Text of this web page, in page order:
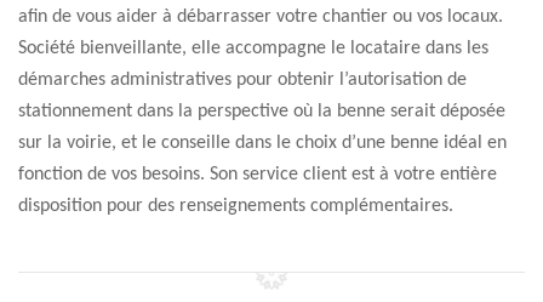
afin de vous aider à débarrasser votre chantier ou vos locaux.
Société bienveillante, elle accompagne le locataire dans les
démarches administratives pour obtenir l’autorisation de
stationnement dans la perspective où la benne serait déposée
sur la voirie, et le conseille dans le choix d’une benne idéal en
fonction de vos besoins. Son service client est à votre entière
disposition pour des renseignements complémentaires.